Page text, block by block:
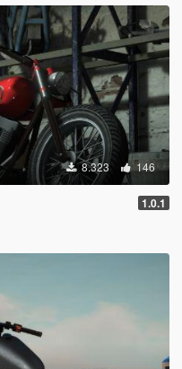
8.323 146
1.0.1